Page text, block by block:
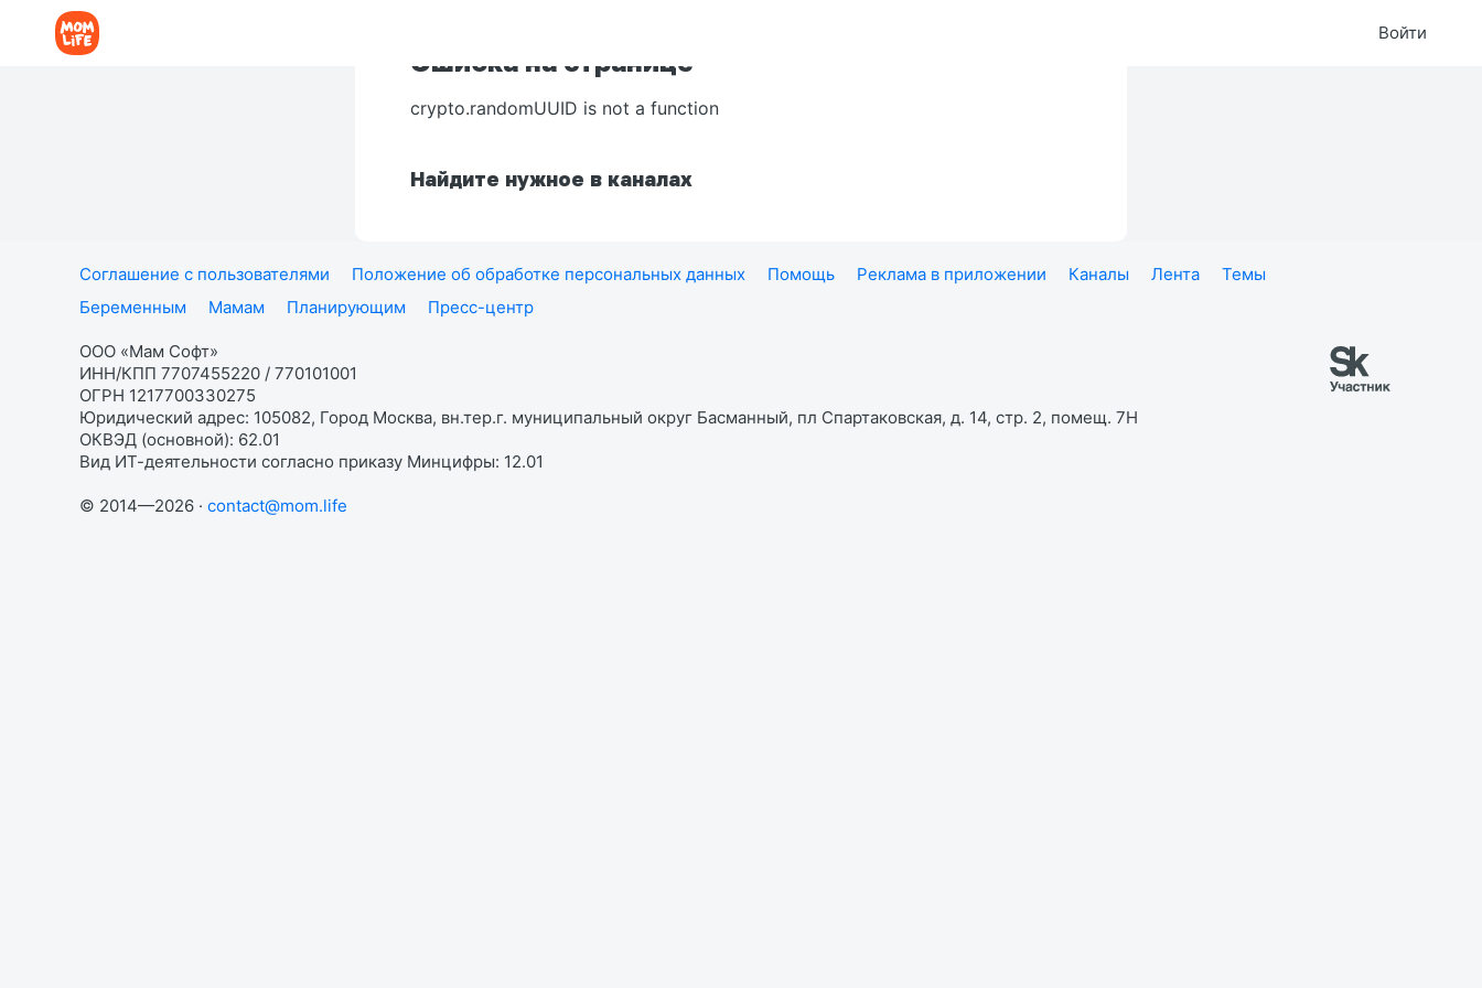
Войти
Ошибка на странице
crypto.randomUUID is not a function
Найдите нужное в каналах
Соглашение с пользователями Положение об обработке персональных данных Помощь Реклама в приложении Каналы Лента
Темы
Беременным
Мамам Планирующим Пресс-центр
ООО «Мам Софт»
ИНН/КПП 7707455220 / 770101001
ОГРН 1217700330275
Юридический адрес: 105082, Город Москва, вн.тер.г. муниципальный округ Басманный, пл Спартаковская, д. 14, стр. 2, помещ. 7Н
ОКВЭД (основной): 62.01
Вид ИТ-деятельности согласно приказу Минцифры: 12.01
© 2014—2026 · contact@mom.life